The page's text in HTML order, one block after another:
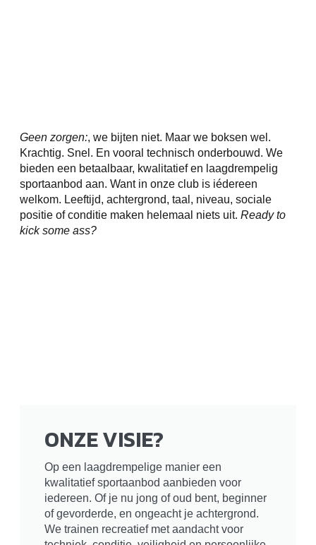
Geen zorgen:, we bijten niet. Maar we boksen wel.
Krachtig. Snel. En vooral technisch onderbouwd. We
bieden een betaalbaar, kwalitatief en laagdrempelig
sportaanbod aan. Want in onze club is iédereen
welkom. Leeftijd, achtergrond, taal, niveau, sociale
positie of conditie maken helemaal niets uit. Ready to
kick some ass?
ONZE VISIE?
Op een laagdrempelige manier een
kwalitatief sportaanbod aanbieden voor
iedereen. Of je nu jong of oud bent, beginner
of gevorderde, en ongeacht je achtergrond.
We trainen recreatief met aandacht voor